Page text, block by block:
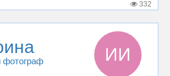
332
фотограф ИИ